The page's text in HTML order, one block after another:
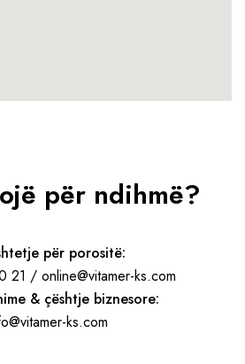
për ndihmë?
për porositë:
21 / online@vitamer-ks.com
& çështje biznesore:
ks.com